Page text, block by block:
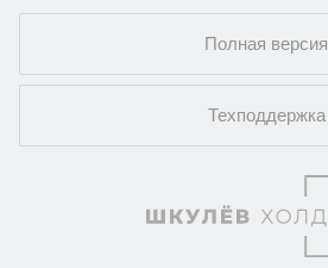
Полная версия
Техподдержка